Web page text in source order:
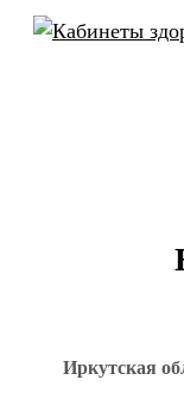
Иркутская